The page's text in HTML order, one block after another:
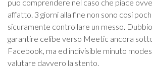
puo comprendere nel caso che piace
affatto. 3 giorni alla fine non sono cosi
sicuramente controllare un messo.
garantire celibe verso Meetic ancora
Facebook, ma ed indivisible minuto
valutare davvero la stento.